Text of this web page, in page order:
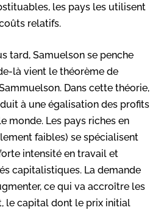
les pays les utilisent
relatifs.
tard, Samuelson se penche
là vient le théorème de
Dans cette théorie,
à une égalisation des profits
monde. Les pays riches en
faibles) se spécialisent
intensité en travail et
capitalistiques. La demande
ce qui va accroître les
le capital dont le prix initial